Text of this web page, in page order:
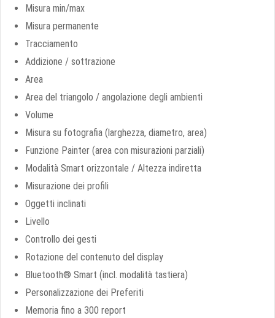
Misura min/max
Misura permanente
Tracciamento
Addizione / sottrazione
Area
Area del triangolo / angolazione degli ambienti
Volume
Misura su fotografia (larghezza, diametro, area)
Funzione Painter (area con misurazioni parziali)
Modalità Smart orizzontale / Altezza indiretta
Misurazione dei profili
Oggetti inclinati
Livello
Controllo dei gesti
Rotazione del contenuto del display
Bluetooth® Smart (incl. modalità tastiera)
Personalizzazione dei Preferiti
Memoria fino a 300 report